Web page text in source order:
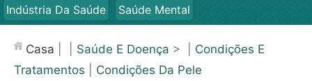
Indústria Da Saúde
Saúde Mental
Saúde
Casa Saúde E Doença > | Condições E
Tratamentos
Condições Da Pele